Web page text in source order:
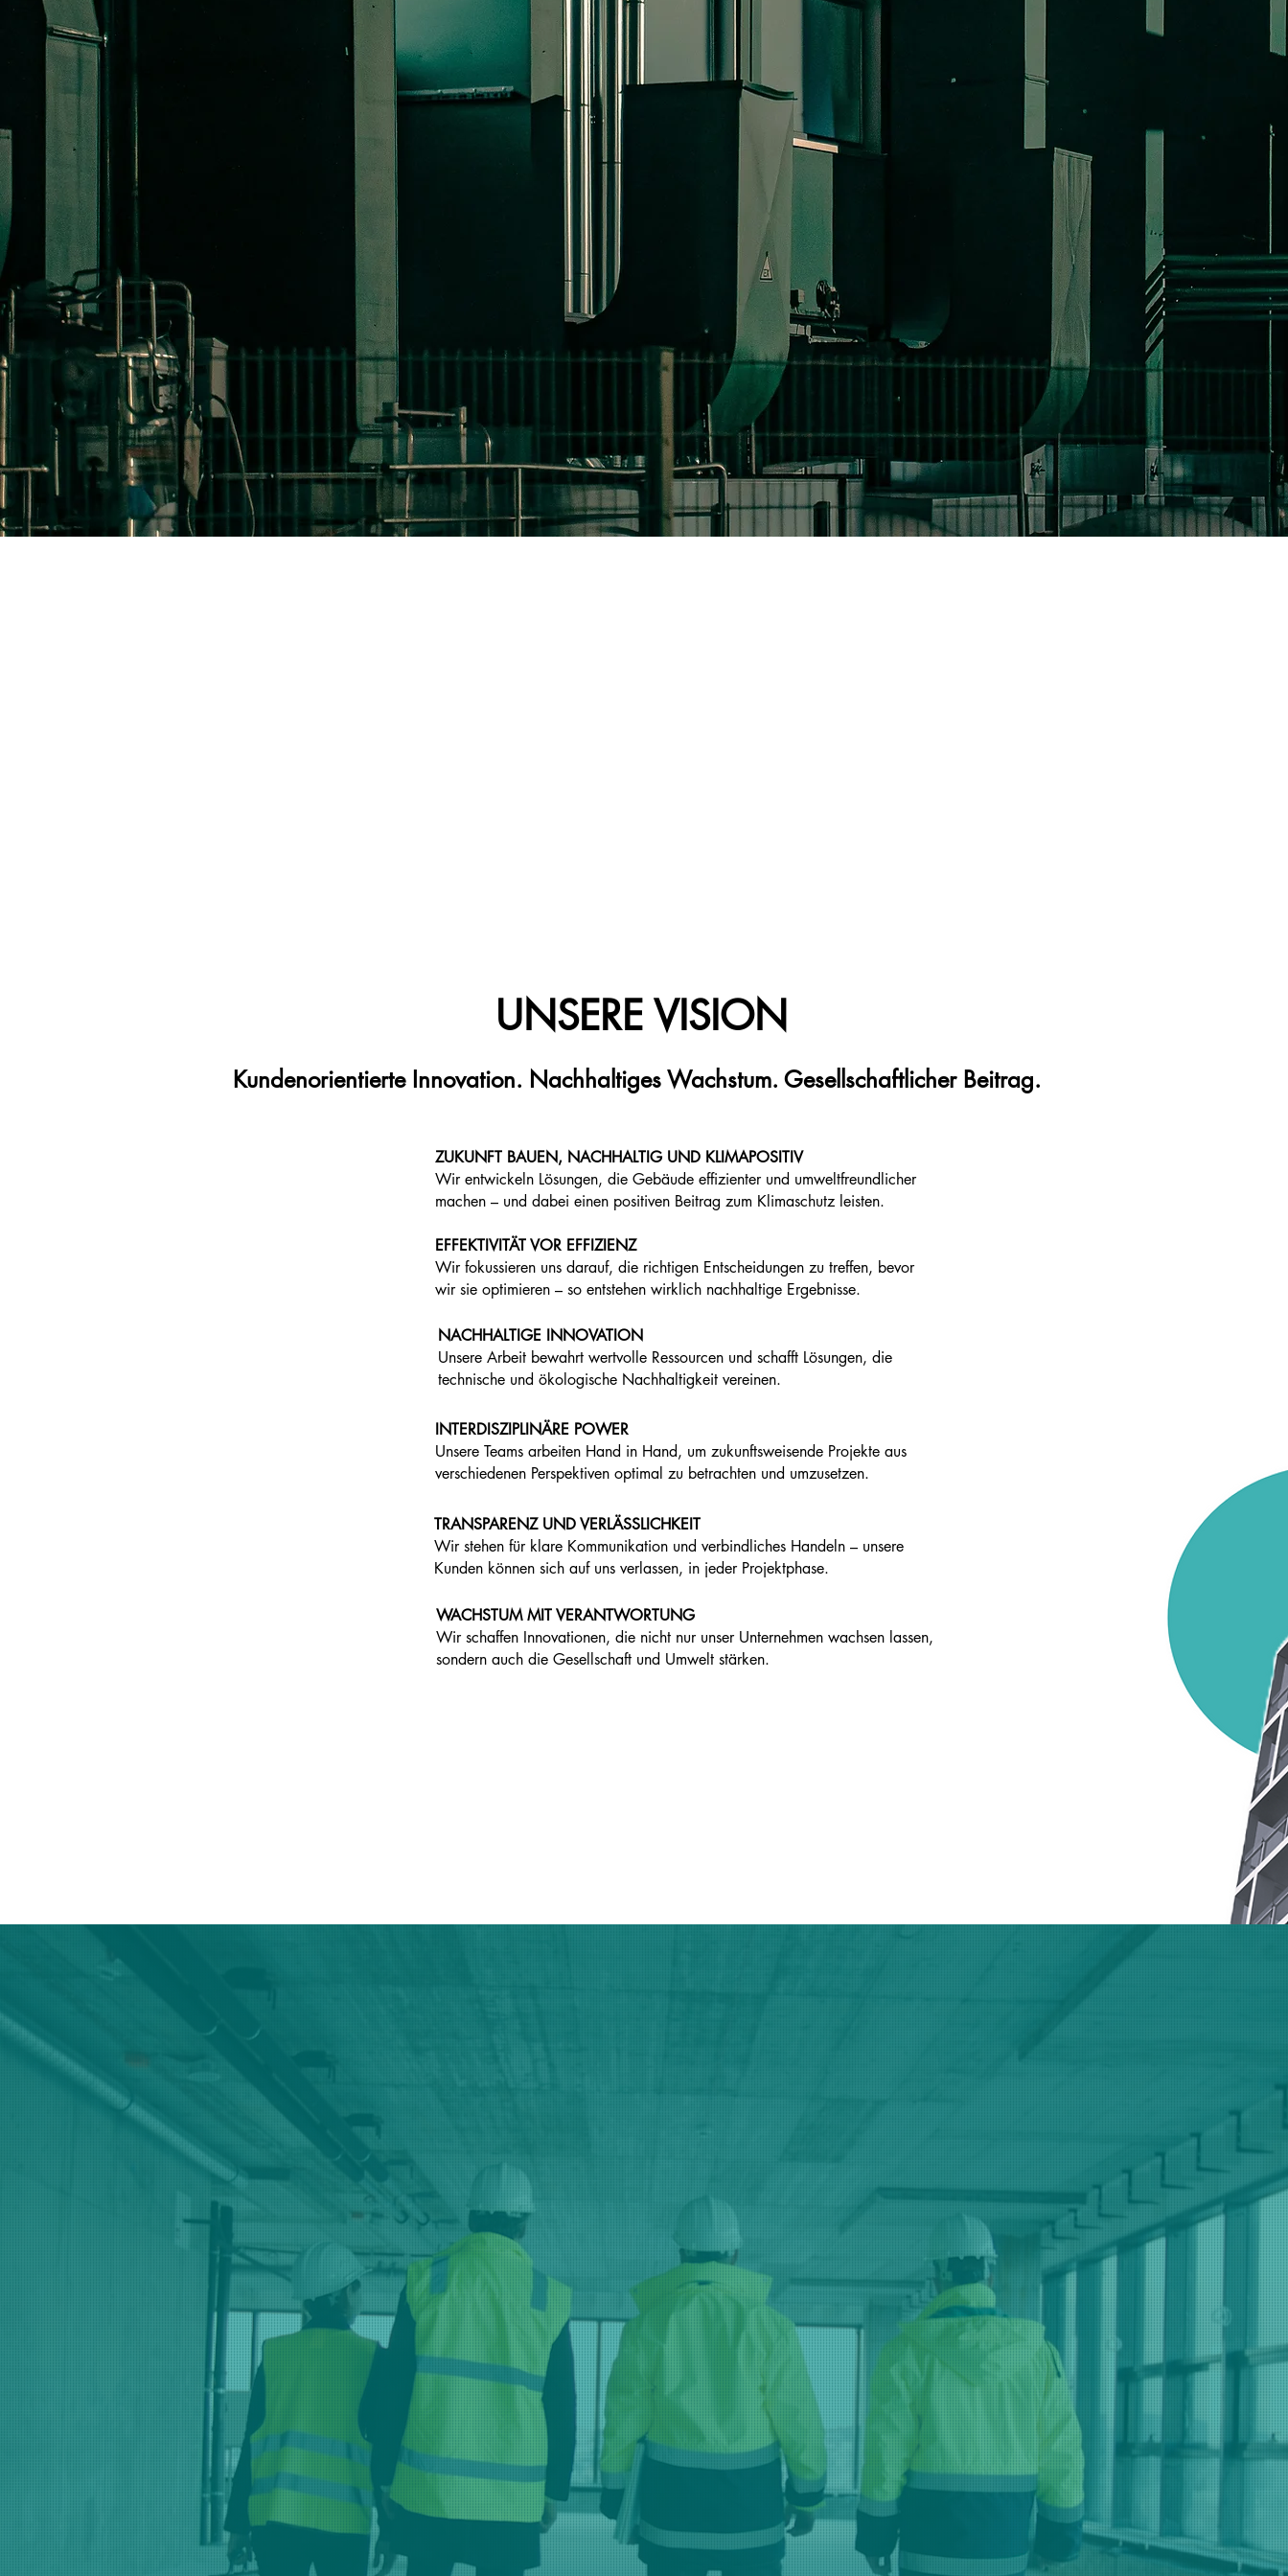
UNSERE VISION
Kundenorientierte Innovation. Nachhaltiges Wachstum. Gesellschaftlicher Beitrag.
ZUKUNFT BAUEN, NACHHALTIG UND KLIMAPOSITIV
Wir entwickeln Lösungen, die Gebäude effizienter und umweltfreundlicher
machen – und dabei einen positiven Beitrag zum Klimaschutz leisten.​
EFFEKTIVITÄT VOR EFFIZIENZ
Wir fokussieren uns darauf, die richtigen Entscheidungen zu treffen, bevor
wir sie optimieren – so entstehen wirklich nachhaltige Ergebnisse.
NACHHALTIGE INNOVATION
Unsere Arbeit bewahrt wertvolle Ressourcen und schafft Lösungen, die
technische und ökologische Nachhaltigkeit vereinen.
INTERDISZIPLINÄRE POWER
Unsere Teams arbeiten Hand in Hand, um zukunftsweisende Projekte aus
verschiedenen Perspektiven optimal zu betrachten und umzusetzen.
TRANSPARENZ UND VERLÄSSLICHKEIT
Wir stehen für klare Kommunikation und verbindliches Handeln – unsere
Kunden können sich auf uns verlassen, in jeder Projektphase.
WACHSTUM MIT VERANTWORTUNG
Wir schaffen Innovationen, die nicht nur unser Unternehmen wachsen lassen,
sondern auch die Gesellschaft und Umwelt stärken.